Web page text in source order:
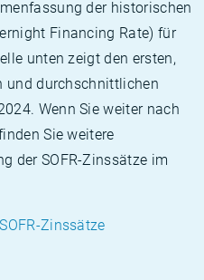
der historischen
Financing Rate) für
unten zeigt den ersten,
und durchschnittlichen
Wenn Sie weiter nach
Sie weitere
der SOFR-Zinssätze im
Zinssätze